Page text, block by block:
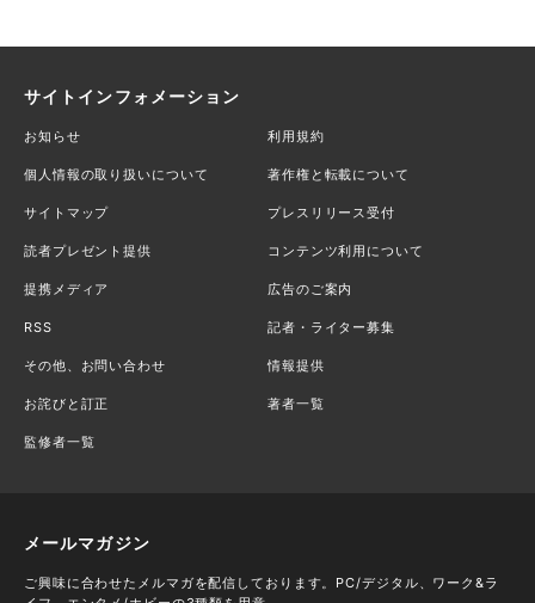
サイトインフォメーション
お知らせ 利用規約
個人情報の取り扱いについて 著作権と転載について
サイトマップ プレスリリース受付
読者プレゼント提供 コンテンツ利用について
提携メディア 広告のご案内
RSS 記者・ライター募集
その他、お問い合わせ 情報提供
お詫びと訂正 著者一覧
監修者一覧
メールマガジン
ご興味に合わせたメルマガを配信しております。PC/デジタル、ワーク&ラ